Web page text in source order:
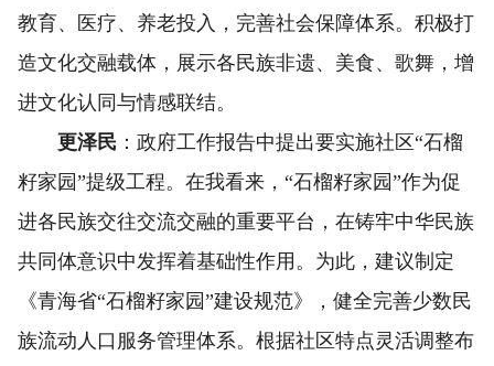
教育、医疗、养老投入，完善社会保障体系。积极打
造文化交融载体，展示各民族非遗、美食、歌舞，增
进文化认同与情感联结。
更泽民 ：政府工作报告中提出要实施社区“石榴
籽家园”提级工程。在我看来，“石榴籽家园”作为促
进各民族交往交流交融的重要平台，在铸牢中华民族
共同体意识中发挥着基础性作用。为此，建议制定
《青海省“石榴籽家园”建设规范》，健全完善少数民
族流动人口服务管理体系。根据社区特点灵活调整布